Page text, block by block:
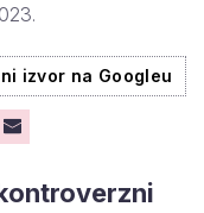
izvor na Googleu